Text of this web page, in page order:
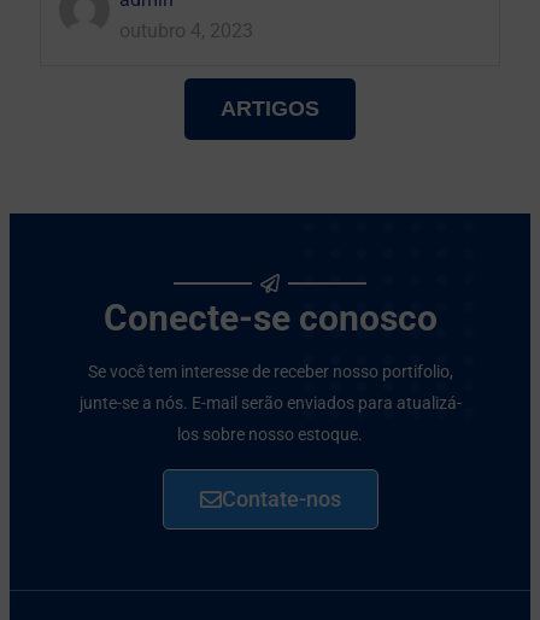
outubro 4, 2023
ARTIGOS
Conecte-se conosco
Se você tem interesse de receber nosso portifolio,
junte-se a nós. E-mail serão enviados para atualizá-
los sobre nosso estoque.
Contate-nos